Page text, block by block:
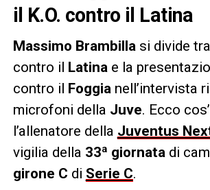
il K.O. contro il Latina
Massimo Brambillasi divide
contro il Latinae la
contro il Foggianell’intervista
microfoni della Juve. Ecco
l’allenatore della Juventus
vigilia della 33ª giornatadi
girone C di Serie C.